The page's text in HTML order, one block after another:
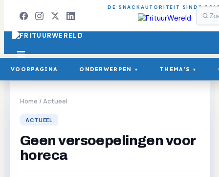
DE SNACKAUTORITEIT SINDS
VOORPAGINA ONDERWERPEN ▾ THEMA'S ▾
Home /Actueel
ACTUEEL
Geen versoepelingen voor
horeca